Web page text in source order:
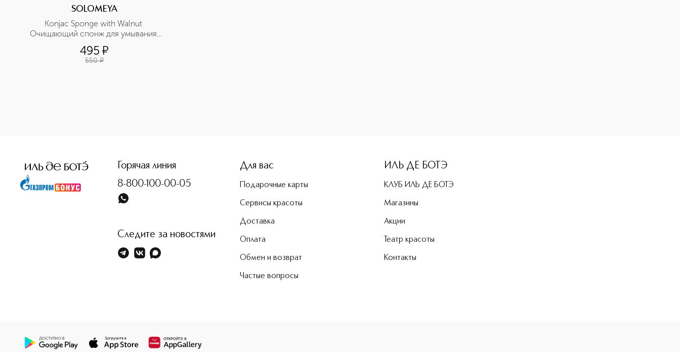
SOLOMEYA
Konjac Sponge with Walnut
Очищающий спонж для умывания
495 ¤
550 ¤
Горячая линия
8-800-100-00-05
Следите за новостями
Для вас
Подарочные карты
Сервисы красоты
Доставка
Оплата
Обмен и возврат
Частые вопросы
ИЛЬ ДЕ БОТЭ
КЛУБ ИЛЬ ДЕ БОТЭ
Магазины
Акции
Театр красоты
Контакты